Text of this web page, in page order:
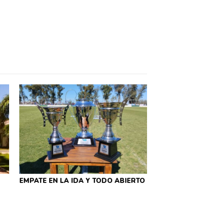
EMPATE EN LA IDA Y TODO ABIERTO